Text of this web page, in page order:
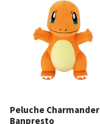
Peluche Charmander
Banpresto